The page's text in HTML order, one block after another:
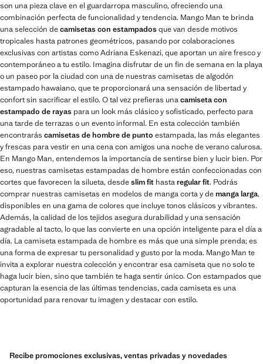
son una pieza clave en el guardarropa masculino, ofreciendo una
combinación perfecta de funcionalidad y tendencia. Mango Man te brinda
una selección decamisetas con estampadosque van desde motivos
tropicales hasta patrones geométricos, pasando por colaboraciones
exclusivas con artistas como Adriana Eskenazi, que aportan un aire fresco y
contemporáneo a tu estilo. Imagina disfrutar de un fin de semana en la playa
o un paseo por la ciudad con una de nuestras camisetas de algodón
estampado hawaiano, que te proporcionará una sensación de libertad y
confort sin sacrificar el estilo. O tal vez prefieras unacamiseta con
estampado de rayas para un look más clásico y sofisticado, perfecto para
una tarde de terrazas o un evento informal. En esta colección también
encontrarás camisetas de hombre de punto estampada, las más elegantes
y frescas para vestir en una cena con amigos una noche de verano calurosa.
En Mango Man, entendemos la importancia de sentirse bien y lucir bien. Por
eso, nuestras camisetas estampadas de hombre están confeccionadas con
cortes que favorecen la silueta, desdeslim fit hastaregular fit. Podrás
comprar nuestras camisetas en modelos de manga corta y demanga larga,
disponibles en una gama de colores que incluye tonos clásicos y vibrantes.
Además, la calidad de los tejidos asegura durabilidad y una sensación
agradable al tacto, lo que las convierte en una opción inteligente para el día a
día. La camiseta estampada de hombre es más que una simple prenda; es
una forma de expresar tu personalidad y gusto por la moda. Mango Man te
invita a explorar nuestra colección y encontrar esa camiseta que no solo te
haga lucir bien, sino que también te haga sentir único. Con estampados que
capturan la esencia de las últimas tendencias, cada camiseta es una
oportunidad para renovar tu imagen y destacar con estilo.
Recibe promociones exclusivas, ventas privadas y novedades